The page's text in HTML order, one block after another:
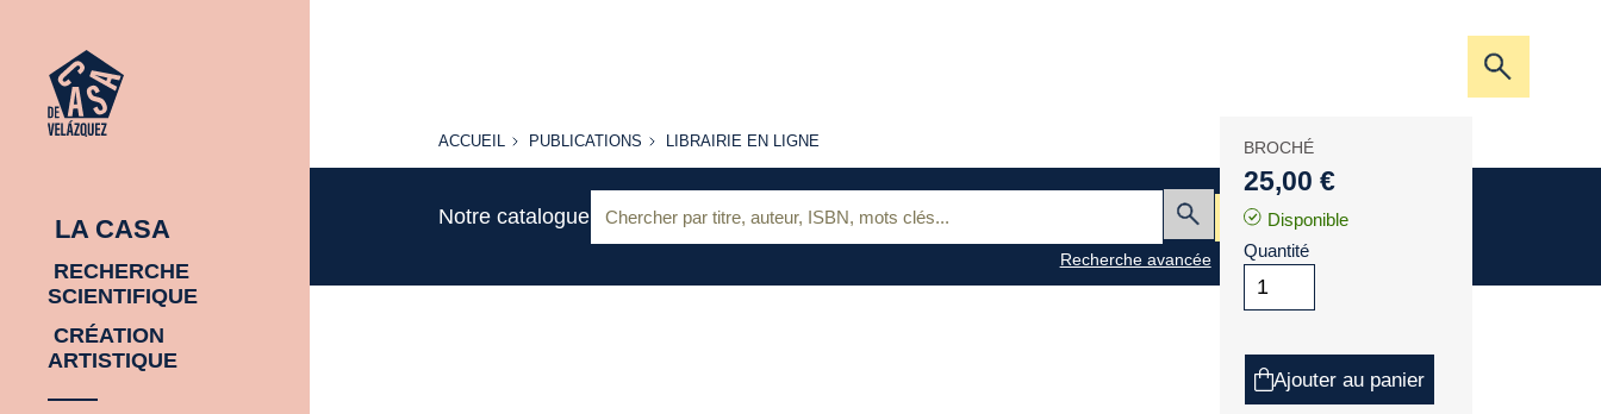
LA CASA
RECHERCHE
SCIENTIFIQUE
CRÉATION
ARTISTIQUE
Ouvrir/
la
ACCUEIL
ACCUEIL PUBLICATIONS
PUBLICATIONS
LIBRAIRIE
LIBRAIRIE EN LIGNE
Notre catalogue:
Recherche avancée
Mon panier
BROCHÉ
25,00 €
Disponible
Quantité
Ajouter au panier